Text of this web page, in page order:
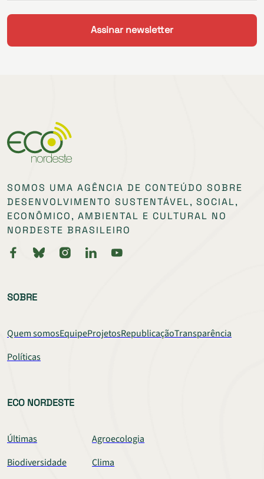
SOMOS UMA AGÊNCIA DE CONTEÚDO SOBRE
DESENVOLVIMENTO SUSTENTÁVEL, SOCIAL,
ECONÔMICO, AMBIENTAL E CULTURAL NO
NORDESTE BRASILEIRO
SOBRE
Quem somosEquipeProjetosRepublicaçãoTransparência
Políticas
ECO NORDESTE
Últimas
Agroecologia
Biodiversidade
Clima